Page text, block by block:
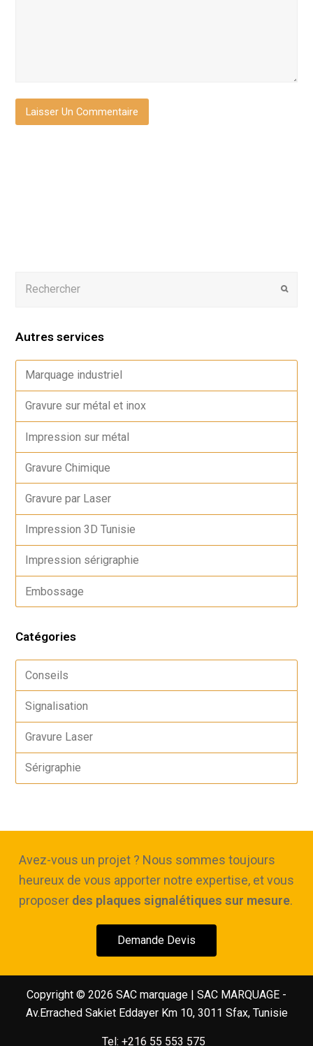
Autres services
Marquage industriel
Gravure sur métal et inox
Impression sur métal
Gravure Chimique
Gravure par Laser
Impression 3D Tunisie
Impression sérigraphie
Embossage
Catégories
Conseils
Signalisation
Gravure Laser
Sérigraphie
Avez-vous un projet ? Nous sommes toujours
heureux de vous apporter notre expertise, et vous
proposer des plaques signalétiques sur mesure.
Demande Devis
Copyright © 2026 SAC marquage | SAC MARQUAGE -
Av.Errached Sakiet Eddayer Km 10, 3011 Sfax, Tunisie
Tel: +216 55 553 575